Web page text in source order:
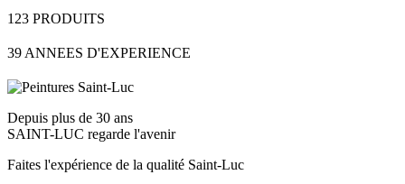
123 PRODUITS
39 ANNEES D'EXPERIENCE
Depuis plus de 30 ans
SAINT-LUC regarde l'avenir
Faites l'expérience de la qualité Saint-Luc